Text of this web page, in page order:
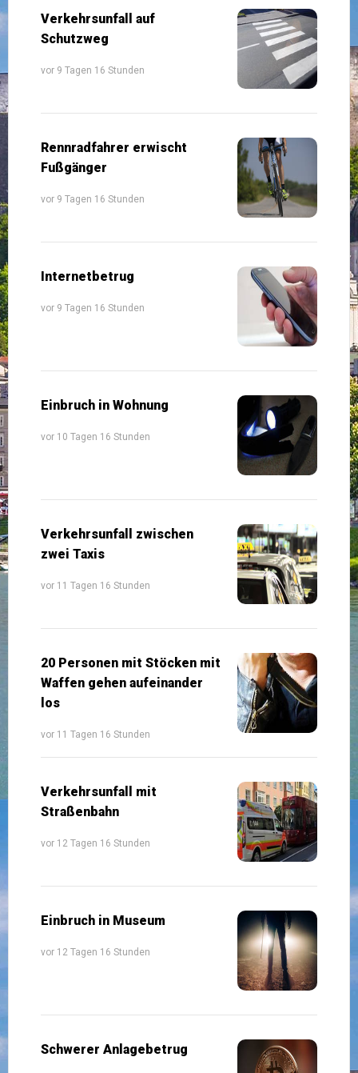
Verkehrsunfall auf
Schutzweg
vor 9 Tagen 16 Stunden
Rennradfahrer erwischt
Fußgänger
vor 9 Tagen 16 Stunden
Internetbetrug
vor 9 Tagen 16 Stunden
Einbruch in Wohnung
vor 10 Tagen 16 Stunden
Verkehrsunfall zwischen
zwei Taxis
vor 11 Tagen 16 Stunden
20 Personen mit Stöcken mit
Waffen gehen aufeinander
los
vor 11 Tagen 16 Stunden
Verkehrsunfall mit
Straßenbahn
vor 12 Tagen 16 Stunden
Einbruch in Museum
vor 12 Tagen 16 Stunden
Schwerer Anlagebetrug